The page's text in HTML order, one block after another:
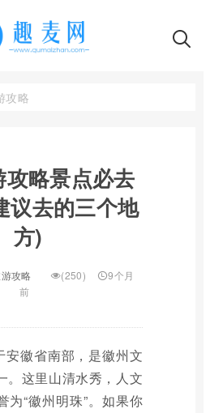
攻略
略景点必去
议去的三个地
方)
攻略 (250)
9个月
前
安徽省南部，是徽州文
。这里山清水秀，人文
为“徽州明珠”。如果你